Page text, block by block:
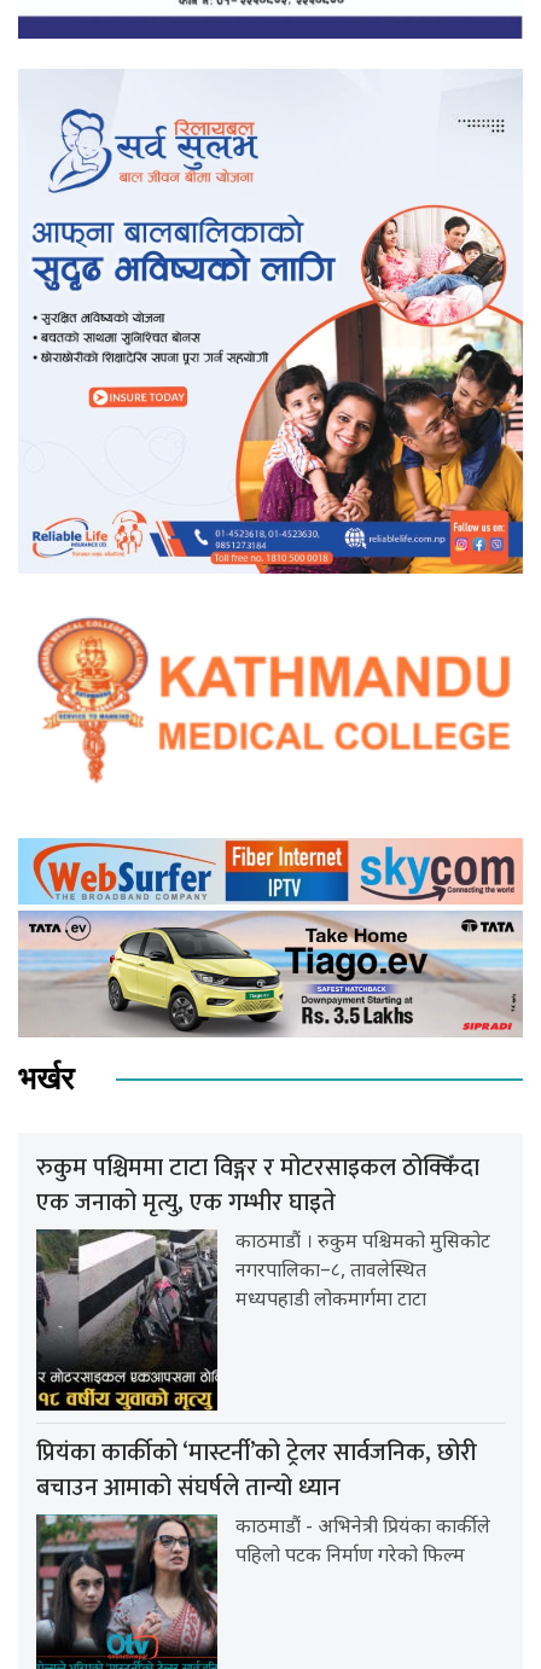
भर्खर
रुकुम पश्चिममा टाटा विङ्गर र मोटरसाइकल ठोक्किँदा
एक जनाको मृत्यु, एक गम्भीर घाइते
काठमाडौं । रुकुम पश्चिमको मुसिकोट
नगरपालिका–८, तावलेस्थित
मध्यपहाडी लोकमार्गमा टाटा
प्रियंका कार्कीको ‘मास्टर्नी’को ट्रेलर सार्वजनिक, छोरी
बचाउन आमाको संघर्षले तान्यो ध्यान
काठमाडौं - अभिनेत्री प्रियंका कार्कीले
पहिलो पटक निर्माण गरेको फिल्म